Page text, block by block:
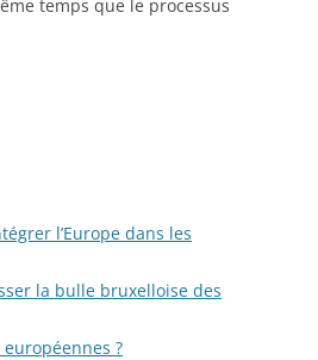
temps que le processus
l’Europe dans les
la bulle bruxelloise des
?